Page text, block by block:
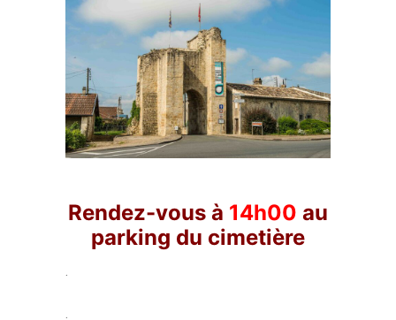
Rendez-vous à 14h00 au
parking du cimetière
.
.